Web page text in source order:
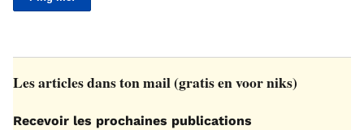
Les articles dans ton mail (gratis en voor niks)
Recevoir les prochaines publications